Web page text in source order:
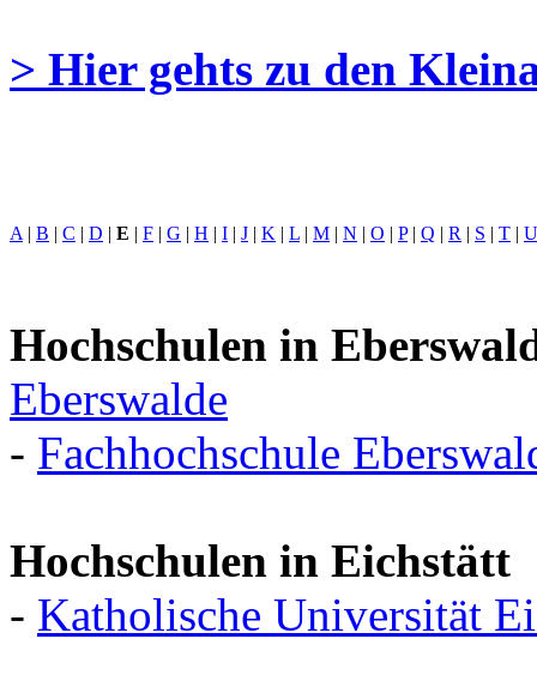
> Hier gehts zu den
A | B | C | D | E | F | G | H | I | J | K | L | M | N | O | P| Q | R | S | T | U
Hochschulen in
Eberswalde
- Fachhochschule
Hochschulen in Eichstätt
- Katholische Universität